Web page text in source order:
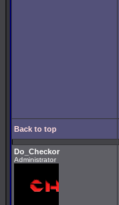
Back to top
Do_Checkor
Administrator